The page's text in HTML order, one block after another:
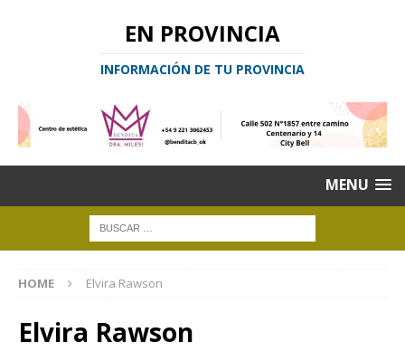
EN PROVINCIA
INFORMACIÓN DE TU PROVINCIA
MENU
HOME Elvira Rawson
Elvira Rawson